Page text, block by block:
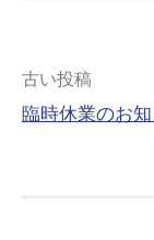
投
稿
古い投稿
臨時休業のお